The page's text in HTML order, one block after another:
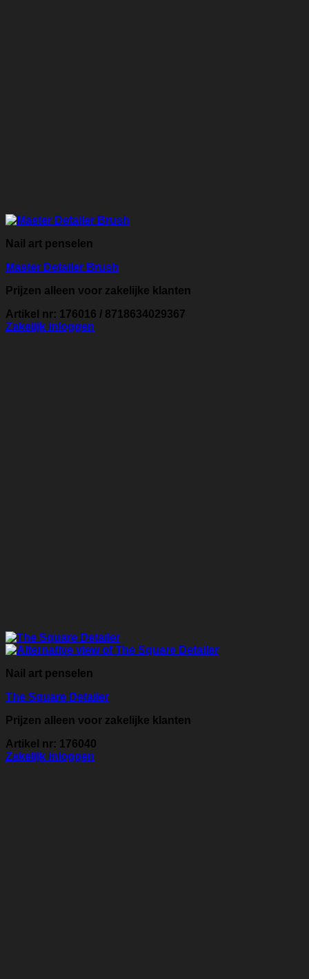
Nail art penselen
Master Detailer Brush
Prijzen alleen voor zakelijke klanten
Artikel nr: 176016 / 8718634029367
Zakelijk inloggen
Nail art penselen
The Square Detailer
Prijzen alleen voor zakelijke klanten
Artikel nr: 176040
Zakelijk inloggen